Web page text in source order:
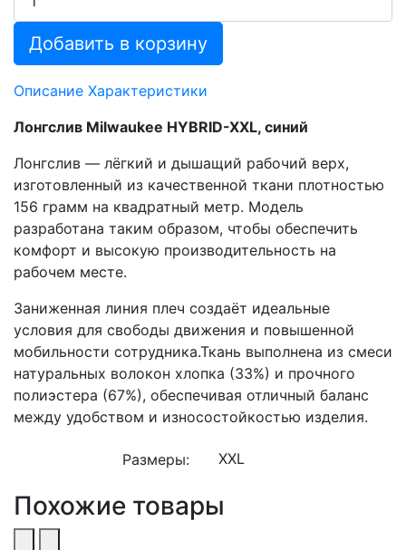
Добавить в корзину
Описание Характеристики
Лонгслив Milwaukee HYBRID-XXL, синий
Лонгслив — лёгкий и дышащий рабочий верх,
изготовленный из качественной ткани плотностью
156 грамм на квадратный метр. Модель
разработана таким образом, чтобы обеспечить
комфорт и высокую производительность на
рабочем месте.
Заниженная линия плеч создаёт идеальные
условия для свободы движения и повышенной
мобильности сотрудника.Ткань выполнена из смеси
натуральных волокон хлопка (33%) и прочного
полиэстера (67%), обеспечивая отличный баланс
между удобством и износостойкостью изделия.
Размеры:
Похожие товары